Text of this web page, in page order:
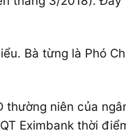
Bà từng là Phó
niên của
Eximbank thời